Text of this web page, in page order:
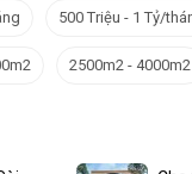
500 Triệu - 1 Tỷ/
2500m2 - 4000m2